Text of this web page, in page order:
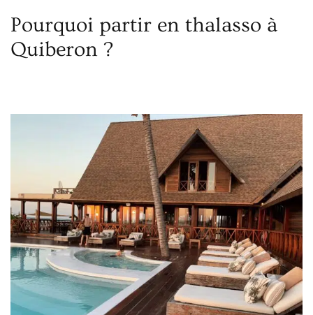
Pourquoi partir en thalasso à
Quiberon ?